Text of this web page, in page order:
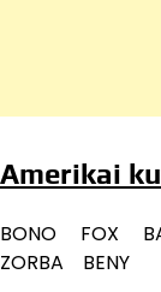
Amerikai
BONO FOX
ZORBA BENY